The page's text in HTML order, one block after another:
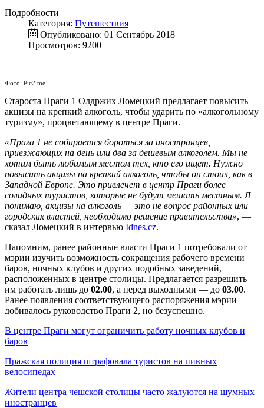
Подробности
Категория: Путешествия
Опубликовано: 01 Сентябрь 2018
Просмотров: 9200
Фото: Pic2.me
Староста Праги 1 Олдржих Ломецкий предлагает повысить
акцизы на крепкий алкоголь, чтобы ударить по «алкогольному
туризму», процветающему в центре Праги.
«Прага 1 не собирается бороться за иностранцев,
приезжающих на день или два за дешевым алкоголем. Мы не
хотим быть любимым местом тех, кто его ищет. Нужно
повысить акцизы на крепкий алкоголь, чтобы он стоил, как в
Западной Европе. Это привлечет в центр Праги более
солидных туристов, которые не будут мешать местным. Я
понимаю, акцизы на алкоголь — это не вопрос районных или
городских властей, необходимо решение правительства», —
сказал Ломецкий в интервью Idnes.cz.
Напомним, ранее районные власти Праги 1 потребовали от
мэрии изучить возможность сокращения рабочего времени
баров, ночных клубов и других подобных заведений,
расположенных в центре столицы. Предлагается разрешить
им работать лишь до 02.00, а перед выходными — до 03.00.
Ранее появления соответствующего распоряжения мэрии
добивалось руководство Праги 2, но безуспешно.
В центре Праги могут ограничить работу ночных клубов и
баров
Пражская полиция штрафовала туристов на пивных
велосипедах
Жители центра чешской столицы часто жалуются на шумных
иностранцев